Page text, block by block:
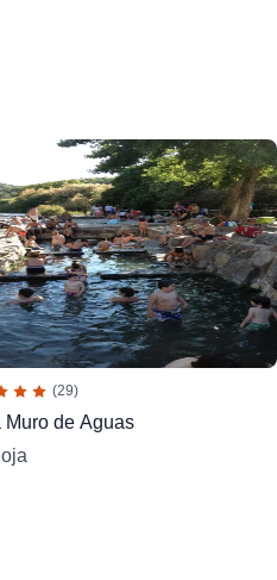
(29)
Muro de Aguas